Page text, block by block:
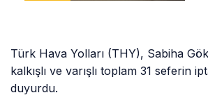
Türk Hava Yolları (THY), Sabiha
kalkışlı ve varışlı toplam 31 seferin
duyurdu.